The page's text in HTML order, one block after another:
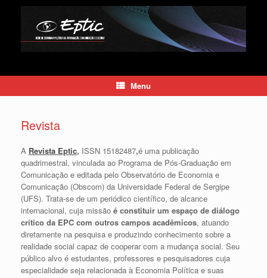
Menu
Revista
A Revista Eptic, ISSN 15182487,é uma publicação
quadrimestral, vinculada ao Programa de Pós-Graduação em
Comunicação e editada pelo Observatório de Economia e
Comunicação (Obscom) da Universidade Federal de Sergipe
(UFS). Trata-se de um periódico científico, de alcance
internacional, cuja missão é constituir um espaço de diálogo
crítico da EPC com outros campos acadêmicos, atuando
diretamente na pesquisa e produzindo conhecimento sobre a
realidade social capaz de cooperar com a mudança social. Seu
público alvo é estudantes, professores e pesquisadores cuja
especialidade seja relacionada à Economia Política e suas